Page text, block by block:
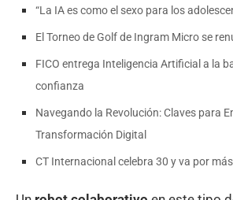
“La IA es como el sexo para los
El Torneo de Golf de Ingram Micro se
FICO entrega Inteligencia Artificial a la
confianza
Navegando la Revolución: Claves para
Transformación Digital
CT Internacional celebra 30 y va por más